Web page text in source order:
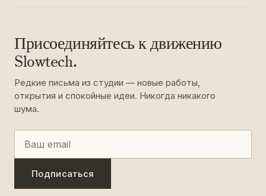
Присоединяйтесь к движению
Slowtech.
Редкие письма из студии — новые работы,
открытия и спокойные идеи. Никогда никакого
шума.
Подписаться